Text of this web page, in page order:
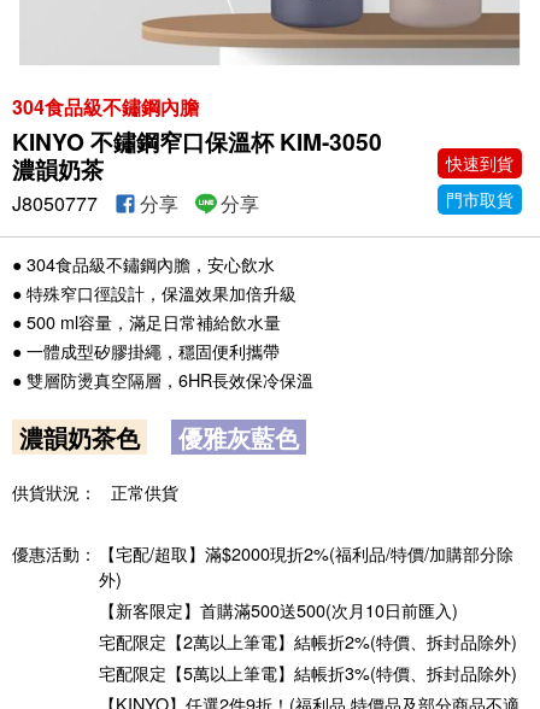
304食品級不鏽鋼內膽
KINYO 不鏽鋼窄口保溫杯 KIM-3050
濃韻奶茶
快速到貨
門市取貨
J8050777 分享 分享
● 304食品級不鏽鋼內膽，安心飲水
● 特殊窄口徑設計，保溫效果加倍升級
● 500 ml容量，滿足日常補給飲水量
● 一體成型矽膠掛繩，穩固便利攜帶
● 雙層防燙真空隔層，6HR長效保冷保溫
濃韻奶茶色 優雅灰藍色
供貨狀況： 正常供貨
優惠活動：
【宅配/超取】滿$2000現折2%(福利品/特價/加購部分除
外)
【新客限定】首購滿500送500(次月10日前匯入)
宅配限定【2萬以上筆電】結帳折2%(特價、拆封品除外)
宅配限定【5萬以上筆電】結帳折3%(特價、拆封品除外)
【KINYO】任選2件9折！(福利品,特價品及部分商品不適